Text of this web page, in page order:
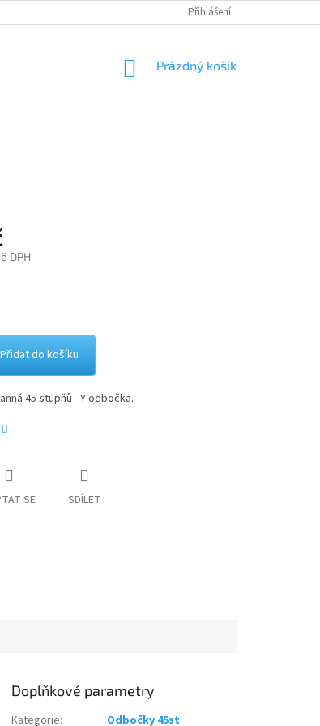
Přihlášení
NÁKUPNÍ
Prázdný košík
DPH
Přidat do košíku
45 stupňů - Y odbočka.
SE SDÍLET
Doplňkové parametry
Kategorie:
Odbočky 45st